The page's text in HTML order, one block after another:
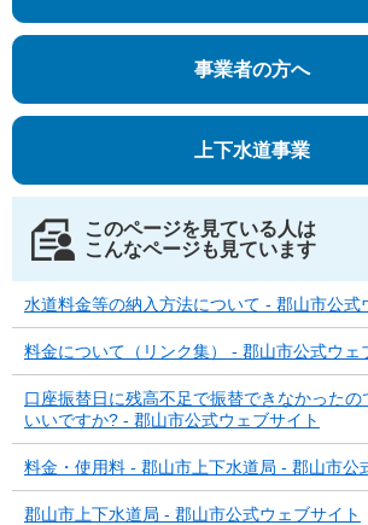
事業者の方へ
上下水道事業
このページを見ている人は
こんなページも見ています
水道料金等の納入方法について - 郡山市公式
料金について（リンク集） - 郡山市公式ウェ
口座振替日に残高不足で振替できなかったの
いいですか? - 郡山市公式ウェブサイト
料金・使用料 - 郡山市上下水道局 - 郡山市公
郡山市上下水道局 - 郡山市公式ウェブサイト